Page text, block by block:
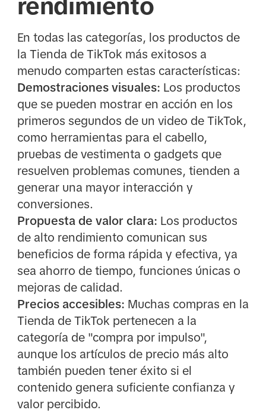
rendimiento
En todas las categorías, los productos de
la Tienda de TikTok más exitosos a
menudo comparten estas características:
Demostraciones visuales: Los productos
que se pueden mostrar en acción en los
primeros segundos de un video de TikTok,
como herramientas para el cabello,
pruebas de vestimenta o gadgets que
resuelven problemas comunes, tienden a
generar una mayor interacción y
conversiones.
Propuesta de valor clara: Los productos
de alto rendimiento comunican sus
beneficios de forma rápida y efectiva, ya
sea ahorro de tiempo, funciones únicas o
mejoras de calidad.
Precios accesibles: Muchas compras en la
Tienda de TikTok pertenecen a la
categoría de "compra por impulso",
aunque los artículos de precio más alto
también pueden tener éxito si el
contenido genera suficiente confianza y
valor percibido.